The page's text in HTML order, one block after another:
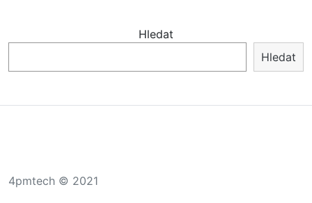
Hledat
Hledat
4pmtech © 2021